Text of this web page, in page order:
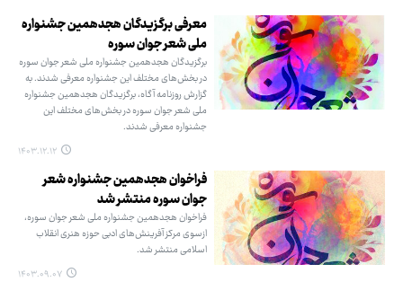
معرفی برگزیدگان هجدهمین جشنواره
ملی شعر جوان سوره
برگزیدگان هجدهمین جشنواره ملی شعر جوان سوره
در بخش‌های مختلف این جشنواره معرفی شدند. به
گزارش روزنامه آگاه،‌ برگزیدگان هجدهمین جشنواره
ملی شعر جوان سوره در بخش‌های مختلف این
جشنواره معرفی شدند.
۱۴۰۳.۱۲.۱۲
فراخوان هجدهمین جشنواره شعر
جوان سوره منتشر شد
فراخوان هجدهمین جشنواره ملی شعر جوان سوره،
ازسوی مرکز آفرینش‌های ادبی حوزه هنری انقلاب
اسلامی منتشر شد.
۱۴۰۳.۰۹.۰۷